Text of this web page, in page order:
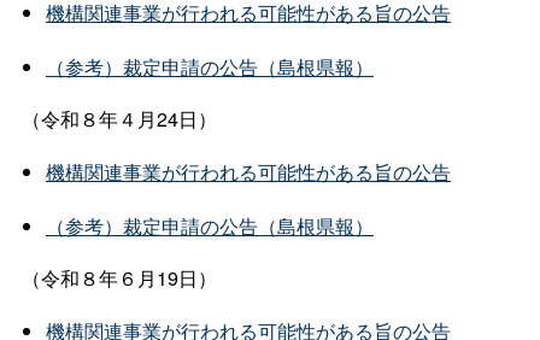
機構関連事業が行われる可能性がある旨の公告
（参考）裁定申請の公告（島根県報）
（令和８年４月24日）
機構関連事業が行われる可能性がある旨の公告
（参考）裁定申請の公告（島根県報）
（令和８年６月19日）
機構関連事業が行われる可能性がある旨の公告